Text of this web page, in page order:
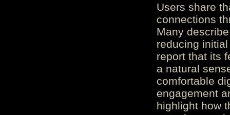
Users share
connections
Many
reducing
report that its
a natural
comfortable
engagement
highlight how